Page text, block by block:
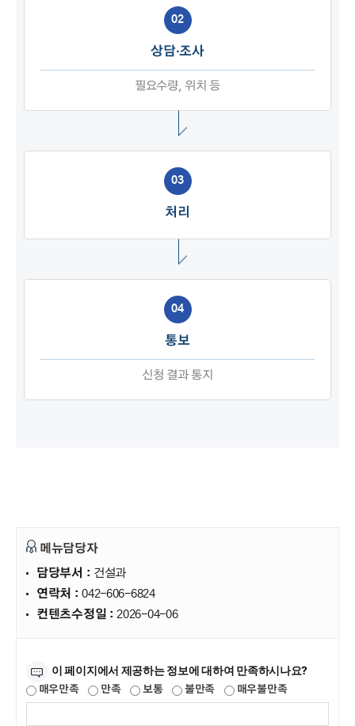
02
상담·조사
필요수량, 위치 등
03
처리
04
통보
신청 결과 통지
메뉴담당자
담당부서 : 건설과
연락처 :042-606-6824
컨텐츠수정일 : 2026-04-06
이 페이지에서 제공하는 정보에 대하여 만족하시나요?
매우만족 만족 보통 불만족 매우불만족